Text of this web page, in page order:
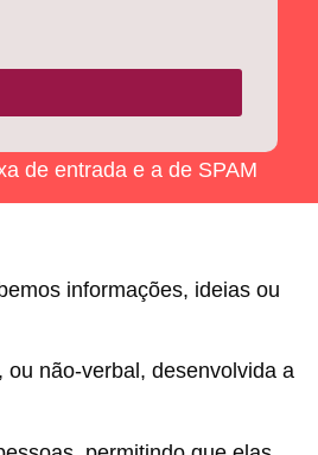
de entrada e a de SPAM
informações, ideias ou
não-verbal, desenvolvida a